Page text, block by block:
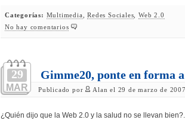
Categorías: Multimedia ,Redes Sociales ,Web 2.0
No hay comentarios
29
MAR
Gimme20, ponte en forma
Publicado por Alan el 29 de marzo de
¿Quién dijo que la Web 2.0 y la salud no se llevan